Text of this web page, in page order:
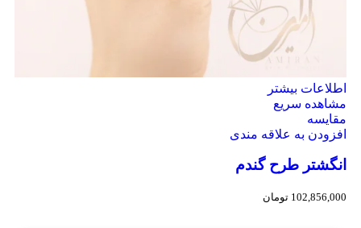
اطلاعات بیشتر
مشاهده سریع
مقایسه
افزودن به علاقه مندی
انگشتر طرح گندم
102,856,000 تومان